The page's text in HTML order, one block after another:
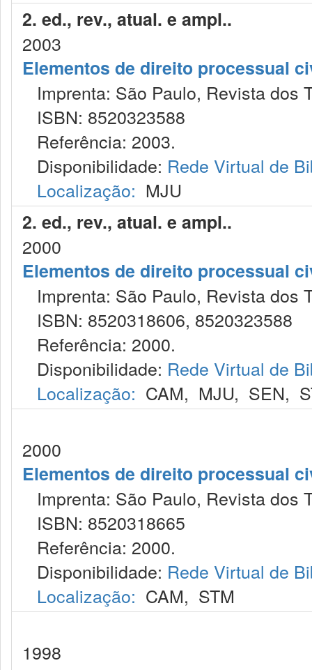
2. ed., rev., atual. e ampl..
2003
Elementos de direito processual
Imprenta: São Paulo, Revista dos
ISBN: 8520323588
Referência: 2003.
Disponibilidade: Rede Virtual de
Localização: MJU
2. ed., rev., atual. e ampl..
2000
Elementos de direito processual
Imprenta: São Paulo, Revista dos
ISBN: 8520318606, 8520323588
Referência: 2000.
Disponibilidade: Rede Virtual de
Localização: CAM, MJU, SEN,
2000
Elementos de direito processual
Imprenta: São Paulo, Revista dos
ISBN: 8520318665
Referência: 2000.
Disponibilidade: Rede Virtual de
Localização: CAM, STM
1998